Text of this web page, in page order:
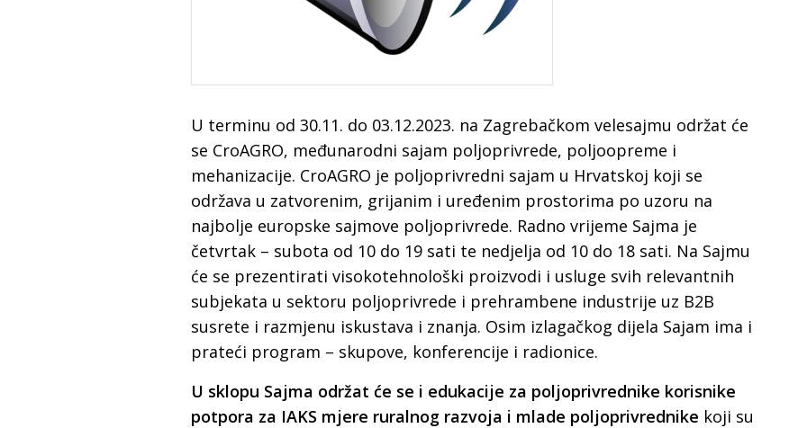
U terminu od 30.11. do 03.12.2023. na Zagrebačkom velesajmu održat će
se CroAGRO, međunarodni sajam poljoprivrede, poljoopreme i
mehanizacije. CroAGRO je poljoprivredni sajam u Hrvatskoj koji se
održava u zatvorenim, grijanim i uređenim prostorima po uzoru na
najbolje europske sajmove poljoprivrede. Radno vrijeme Sajma je
četvrtak – subota od 10 do 19 sati te nedjelja od 10 do 18 sati. Na Sajmu
će se prezentirati visokotehnološki proizvodi i usluge svih relevantnih
subjekata u sektoru poljoprivrede i prehrambene industrije uz B2B
susrete i razmjenu iskustava i znanja. Osim izlagačkog dijela Sajam ima i
prateći program – skupove, konferencije i radionice.
U sklopu Sajma održat će se i edukacije za poljoprivrednike korisnike
potpora za IAKS mjere ruralnog razvoja i mlade poljoprivrednike koji su